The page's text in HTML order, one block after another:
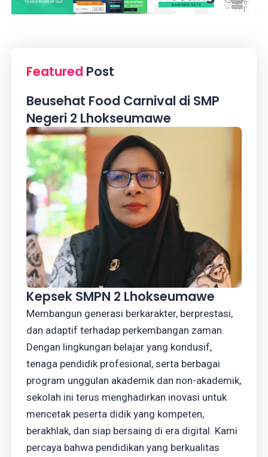
Featured Post
Beusehat Food Carnival di SMP
Negeri 2 Lhokseumawe
Kepsek SMPN 2 Lhokseumawe
Membangun generasi berkarakter, berprestasi,
dan adaptif terhadap perkembangan zaman.
Dengan lingkungan belajar yang kondusif,
tenaga pendidik profesional, serta berbagai
program unggulan akademik dan non-akademik,
sekolah ini terus menghadirkan inovasi untuk
mencetak peserta didik yang kompeten,
berakhlak, dan siap bersaing di era digital. Kami
percaya bahwa pendidikan yang berkualitas